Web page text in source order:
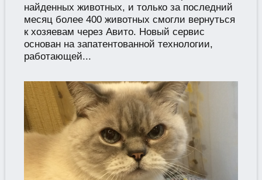
найденных животных, и только за последний
месяц более 400 животных смогли вернуться
к хозяевам через Авито. Новый сервис
основан на запатентованной технологии,
работающей...